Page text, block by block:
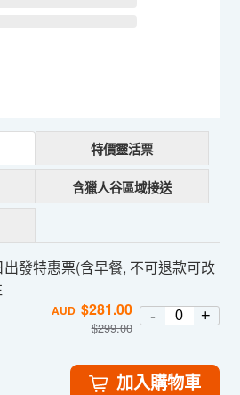
特價靈活票
含獵人谷區域接送
發特惠票(含早餐, 不可退款可改
AUD $281.00
$299.00
- +
加入購物車